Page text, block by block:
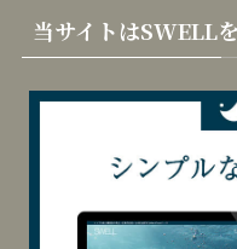
リ
ー
当サイトはSWELL